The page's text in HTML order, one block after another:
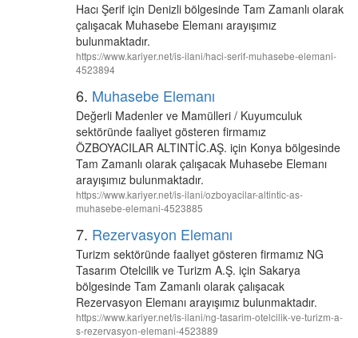
Hacı Şerif için Denizli bölgesinde Tam Zamanlı olarak
çalışacak Muhasebe Elemanı arayışımız
bulunmaktadır.
https://www.kariyer.net/is-ilani/haci-serif-muhasebe-elemani-
4523894
6. Muhasebe Elemanı
Değerli Madenler ve Mamülleri / Kuyumculuk
sektöründe faaliyet gösteren firmamız
ÖZBOYACILAR ALTINTİC.AŞ. için Konya bölgesinde
Tam Zamanlı olarak çalışacak Muhasebe Elemanı
arayışımız bulunmaktadır.
https://www.kariyer.net/is-ilani/ozboyacilar-altintic-as-
muhasebe-elemani-4523885
7. Rezervasyon Elemanı
Turizm sektöründe faaliyet gösteren firmamız NG
Tasarım Otelcilik ve Turizm A.Ş. için Sakarya
bölgesinde Tam Zamanlı olarak çalışacak
Rezervasyon Elemanı arayışımız bulunmaktadır.
https://www.kariyer.net/is-ilani/ng-tasarim-otelcilik-ve-turizm-a-
s-rezervasyon-elemani-4523889